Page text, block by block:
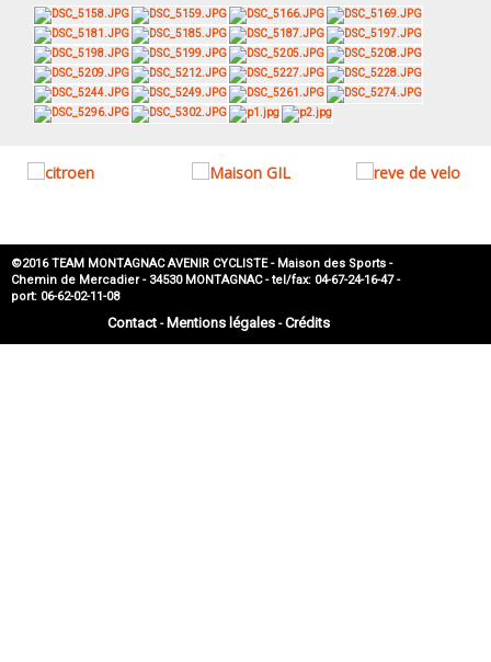
©2016 TEAM MONTAGNAC AVENIR CYCLISTE - Maison des Sports -
Chemin de Mercadier - 34530 MONTAGNAC - tel/fax: 04-67-24-16-47 -
port: 06-62-02-11-08
Contact- Mentions légales-Crédits